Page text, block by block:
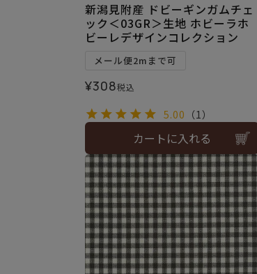
新潟見附産 ドビーギンガムチェ
ック＜03GR＞生地 ホビーラホ
ビーレデザインコレクション
メール便2mまで可
¥308税込
5.00 （1）
カートに入れる